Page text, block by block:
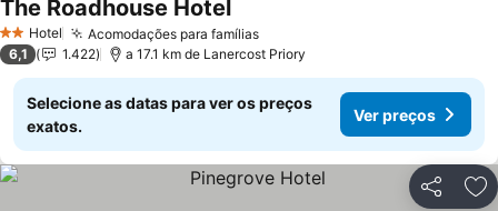
2 Estrelas
Hotel Acomodações para famílias
The Roadhouse Hotel
6,1 1.422 a 17.1 km de Lanercost Priory
Selecione as datas para ver os preços
exatos.
Ver preços
Partilhar